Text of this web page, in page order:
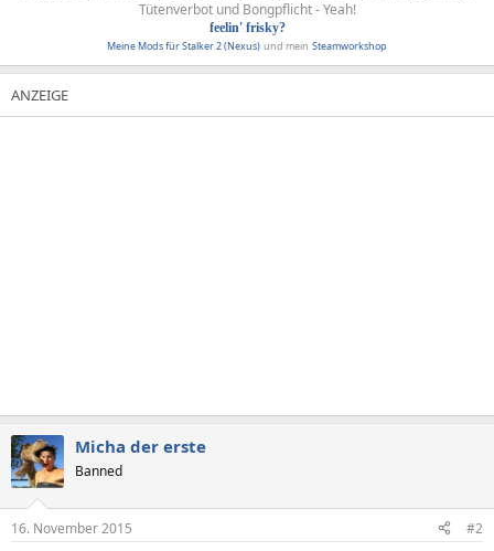
Tütenverbot und Bongpflicht - Yeah!
feelin' frisky?
Meine Mods für Stalker 2 (Nexus) und mein Steamworkshop
Micha der erste
Banned
16. November 2015 #2